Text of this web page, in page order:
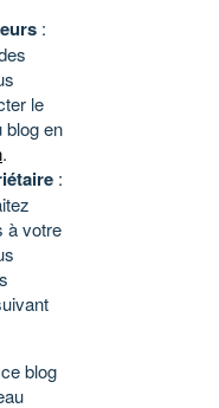
:
le
blog en
.
:
à votre
blog